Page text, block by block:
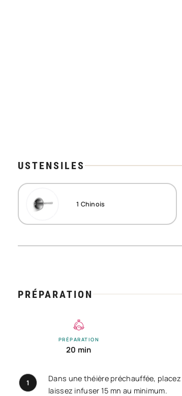
USTENSILES
1 Chinois
PRÉPARATION
PRÉPARATION
20 min
1
Dans une théière préchauffée,
laissez infuser 15 mn au minimum.